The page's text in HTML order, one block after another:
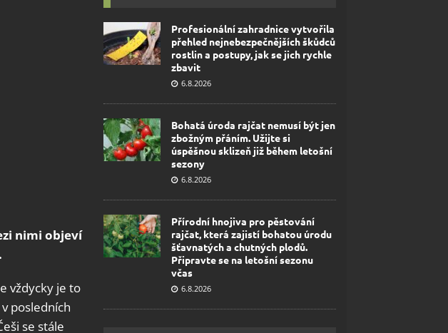
nimi objeví
vždycky je to
v posledních
se stále
Profesionální zahradnice vytvořila
přehled nejnebezpečnějších škůdců
rostlin a postupy, jak se jich rychle
zbavit
6.8.2026
Bohatá úroda rajčat nemusí být jen
zbožným přáním. Užijte si
úspěšnou sklizeň již během letošní
sezony
6.8.2026
Přírodní hnojiva pro pěstování
rajčat, která zajistí bohatou úrodu
šťavnatých a chutných plodů.
Připravte se na letošní sezonu
včas
6.8.2026